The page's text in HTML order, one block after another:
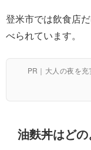
登米市では飲食店
べられています。
PR｜大人の夜を
油麩丼はど